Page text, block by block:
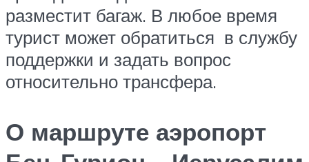
разместит багаж. В любое время
турист может обратиться в службу
поддержки и задать вопрос
относительно трансфера.
О маршруте аэропорт